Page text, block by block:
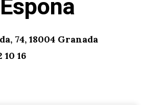
74, 18004 Granada
16